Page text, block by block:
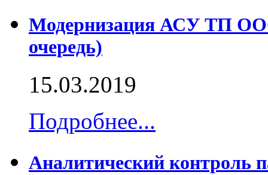
Модернизация АСУ ТП
очередь)
15.03.2019
Подробнее...
Аналитический контроль